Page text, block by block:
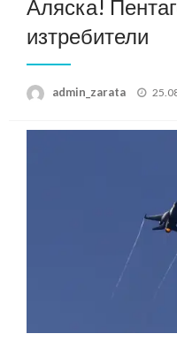
Аляска!
изтребители
admin_zarata